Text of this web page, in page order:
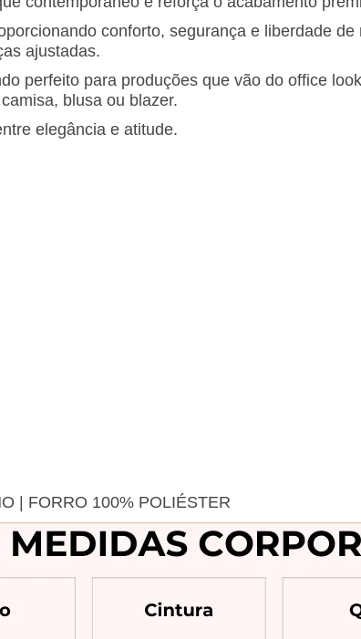
conforto, segurança e liberdade
ajustadas.
perfeito para produções que vão do office
blusa ou blazer.
elegância e atitude.
| FORRO 100% POLIÉSTER